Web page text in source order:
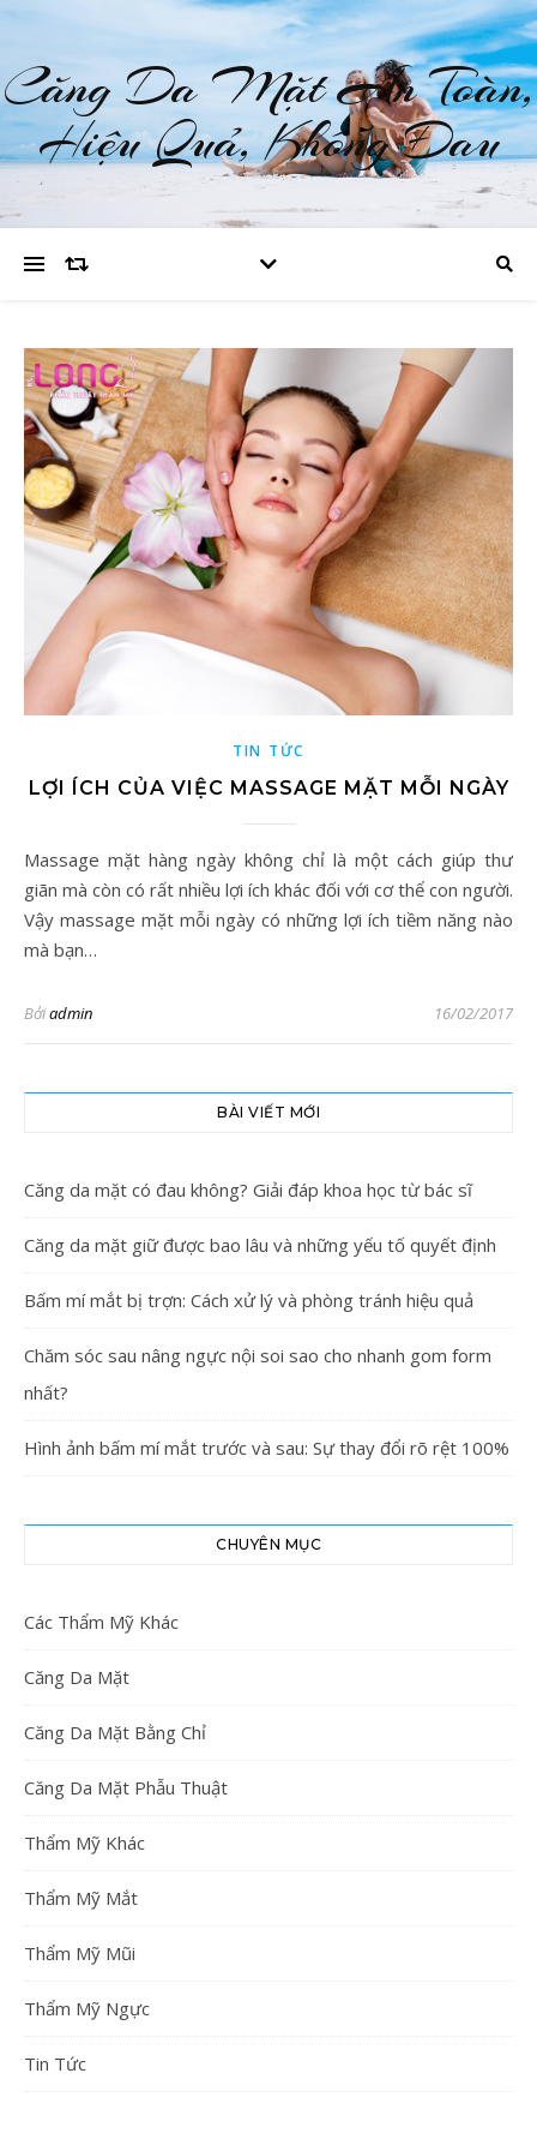
Căng Da Mặt An Toàn,
Hiệu Quả, Không Đau
TIN TỨC
LỢI ÍCH CỦA VIỆC MASSAGE MẶT MỖI NGÀY
Massage mặt hàng ngày không chỉ là một cách giúp thư
giãn mà còn có rất nhiều lợi ích khác đối với cơ thể con người.
Vậy massage mặt mỗi ngày có những lợi ích tiềm năng nào
mà bạn…
Bởiadmin 16/02/2017
BÀI VIẾT MỚI
Căng da mặt có đau không? Giải đáp khoa học từ bác sĩ
Căng da mặt giữ được bao lâu và những yếu tố quyết định
Bấm mí mắt bị trợn: Cách xử lý và phòng tránh hiệu quả
Chăm sóc sau nâng ngực nội soi sao cho nhanh gom form
nhất?
Hình ảnh bấm mí mắt trước và sau: Sự thay đổi rõ rệt 100%
CHUYÊN MỤC
Các Thẩm Mỹ Khác
Căng Da Mặt
Căng Da Mặt Bằng Chỉ
Căng Da Mặt Phẫu Thuật
Thẩm Mỹ Khác
Thẩm Mỹ Mắt
Thẩm Mỹ Mũi
Thẩm Mỹ Ngực
Tin Tức